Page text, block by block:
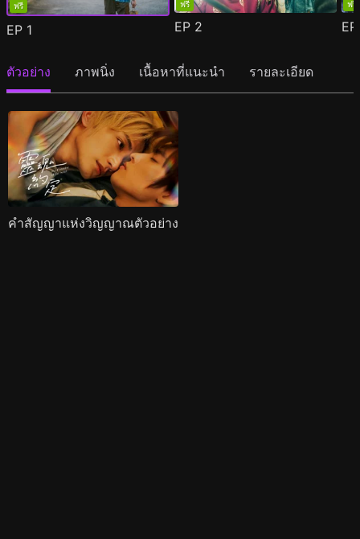
ฟรี
EP 1
ฟรี
EP 2
ฟรี
ตัวอย่าง ภาพนิ่ง เนื้อหาที่แนะนำ รายละเอียด
คำสัญญาแห่งวิญญาณตัวอย่าง